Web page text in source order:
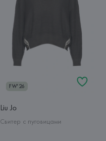
FW'26
Liu Jo
Свитер с пуговицами